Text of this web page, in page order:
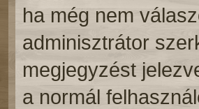
ha még nem
adminisztrátor
megjegyzést
a normál